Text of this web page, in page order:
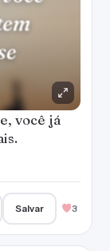
você já
Salvar 3